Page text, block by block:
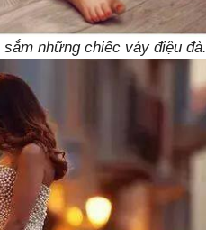
những chiếc váy điệu đà.